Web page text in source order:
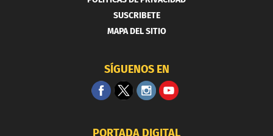
SUSCRIBETE
MAPA DEL SITIO
SÍGUENOS EN
PORTADA DIGITAL